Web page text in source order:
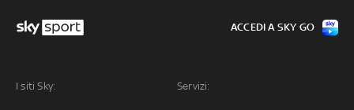
I siti Sky: Servizi:
ACCEDI A SKY GO